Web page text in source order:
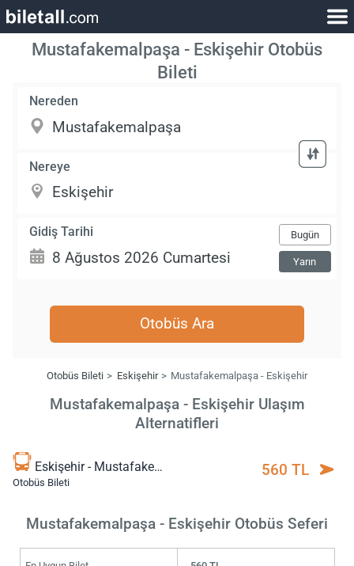
Mustafakemalpaşa - Eskişehir Otobüs
Bileti
Nereden
Nereye
Gidiş Tarihi Bugün
Yarın
Otobüs Ara
Otobüs Bileti Eskişehir Mustafakemalpaşa - Eskişehir
Mustafakemalpaşa - Eskişehir Ulaşım
Alternatifleri
Eskişehir - Mustafakemalpaşa
Otobüs Bileti
560 TL
Mustafakemalpaşa - Eskişehir Otobüs Seferi